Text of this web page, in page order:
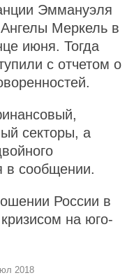
Эммануэля
Меркель в
июня. Тогда
с отчетом о
секторы, а
в сообщении.
России в
на юго-
2018